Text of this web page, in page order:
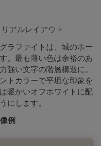
アルレイアウト
ラファイトは、城のホー
。最も薄い色は余裕のあ
強い文字の階層構造に。
トカラーで平坦な印象を
暖かいオフホワイトに配
にします。
例